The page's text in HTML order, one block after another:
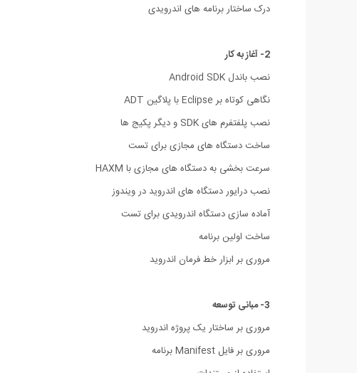
درک ساختار برنامه های اندرویدی
2- آغاز به کار
نصب باندل Android SDK
نگاهی کوتاه بر Eclipse با پلاگین ADT
نصب پلفتفرم های SDK و دیگر پکیج ها
ساخت دستگاه های مجازی برای تست
سرعت بخشی به دستگاه های مجازی با HAXM
نصب درایور دستگاه های اندروید در ویندوز
آماده سازی دستگاه اندرویدی برای تست
ساخت اولین برنامه
مروری بر ابزار خط فرمان اندروید
3- مبانی توسعه
مروری بر ساختار یک پروژه اندروید
مروری بر فایل Manifest برنامه